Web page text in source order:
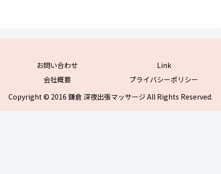
お問い合わせ
Link
会社概要
プライバシーポリシー
Copyright © 2016 鎌倉 深夜出張マッサージ All Rights Reserved.